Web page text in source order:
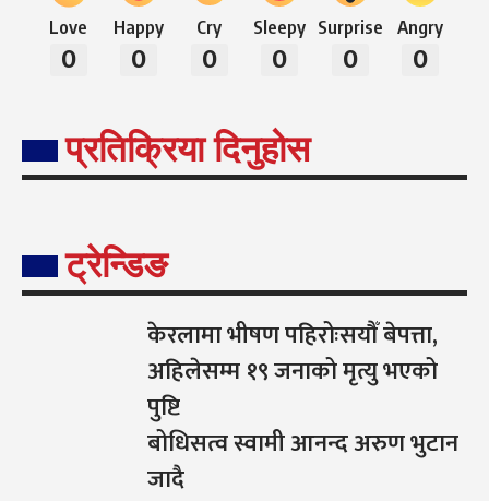
Love
0
Happy
0
Cry
0
Sleepy
0
Surprise
0
Angry
0
प्रतिक्रिया दिनुहोस
ट्रेन्डिङ
केरलामा भीषण पहिरोःसयौँ बेपत्ता,
अहिलेसम्म १९ जनाको मृत्यु भएको
पुष्टि
बोधिसत्व स्वामी आनन्द अरुण भुटान
जादै